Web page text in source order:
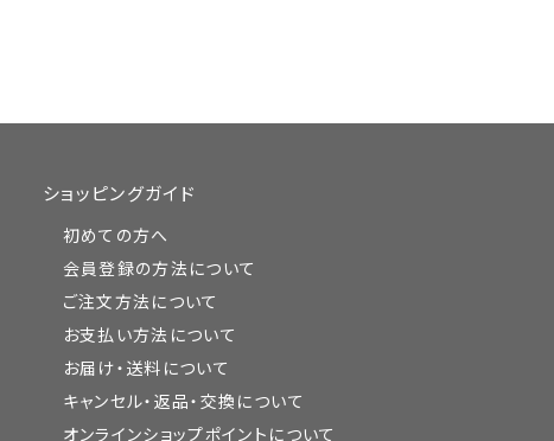
ショッピングガイド
初めての方へ
会員登録の方法について
ご注文方法について
お支払い方法について
お届け・送料について
キャンセル・返品・交換について
オンラインショップポイントについて